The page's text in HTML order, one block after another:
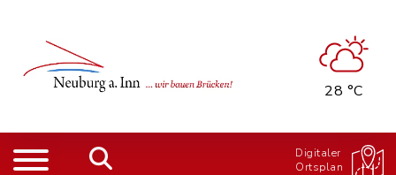
28 °C
Digitaler
Ortsplan